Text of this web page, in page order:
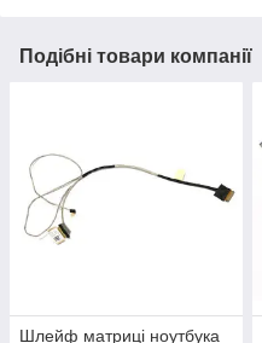
Подібні товари компанії
Шлейф матриці ноутбука